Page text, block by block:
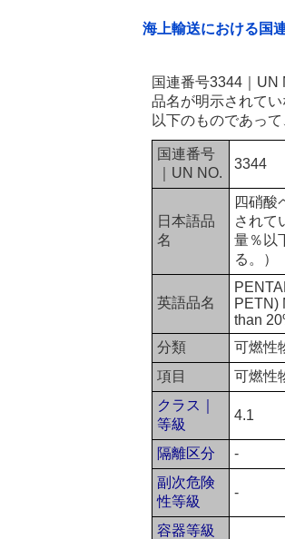
海上輸送における国
国連番号3344｜UN
品名が明示されて
以下のものであっ
国連番号
｜UN NO.
3344
日本語品
名
四硝酸
されて
量％以
る。）
英語品名
PETN)
than
分類
可燃性
項目
可燃性
クラス｜
等級
4.1
隔離区分
-
副次危険
性等級
-
容器等級